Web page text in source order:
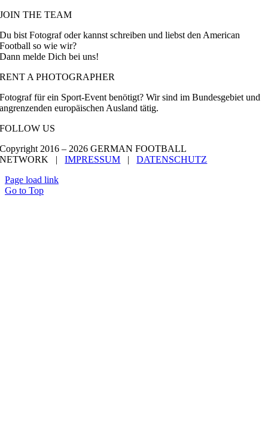
JOIN THE TEAM
Du bist Fotograf oder kannst schreiben und liebst den American
Football so wie wir?
Dann melde Dich bei uns!
RENT A PHOTOGRAPHER
Fotograf für ein Sport-Event benötigt? Wir sind im Bundesgebiet und
angrenzenden europäischen Ausland tätig.
FOLLOW US
Copyright 2016 – 2026 GERMAN FOOTBALL
NETWORK |IMPRESSUM |DATENSCHUTZ
Page load link
Go to Top